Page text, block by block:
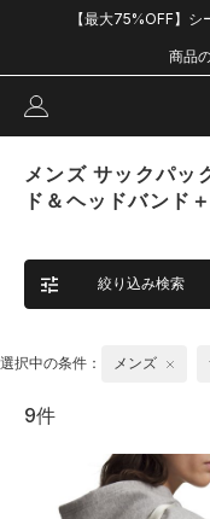
【最大75%OFF】
商品
メンズ サックパッ
ド＆ヘッドバンド
絞り込み検索
選択中の条件： メンズ
9件